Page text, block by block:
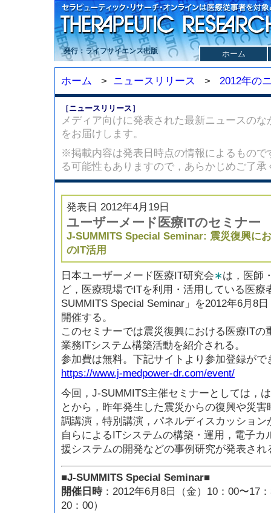
発行：ライフサイエンス出版 ホーム
ホーム > ニュースリリース > 2012年の
［ニュースリリース］
メディア向けに発表された最新ニュースの
をお届けします。
※掲載内容は発表日時点の情報によるもので
る可能性もありますので，あらかじめご了承
発表日 2012年4月19日
ユーザーメード医療ITのセミナー
J-SUMMITS Special Seminar: 震災復興に
のIT活用
日本ユーザーメード医療IT研究会∗は，医師
ど，医療現場でITを利用・活用している医療
SUMMITS Special Seminar」を2012年6月8
開催する。
このセミナーでは震災復興における医療ITの
業務ITシステム構築活動を紹介される。
参加費は無料。下記サイトより参加登録がで
https://www.j-medpower-dr.com/event/
今回，J-SUMMITS主催セミナーとしては，
とから，昨年発生した震災からの復興や災
調講演，特別講演，パネルディスカッショ
自らによるITシステムの構築・運用，電子カ
援システムの開発などの事例研究が発表され
■J-SUMMITS Special Seminar■
開催日時：2012年6月8日（金）10：00〜17
20：00）